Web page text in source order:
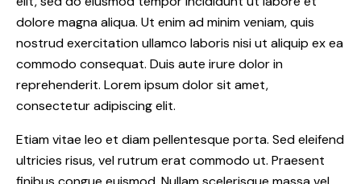
dolore magna aliqua. Ut enim ad minim veniam, quis
nostrud exercitation ullamco laboris nisi ut aliquip ex ea
commodo consequat. Duis aute irure dolor in
reprehenderit. Lorem ipsum dolor sit amet,
consectetur adipiscing elit.
Etiam vitae leo et diam pellentesque porta. Sed eleifend
ultricies risus, vel rutrum erat commodo ut. Praesent